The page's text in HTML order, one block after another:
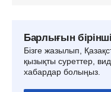
Барлығын
Бізге жазылып,
қызықты суреттер,
хабардар болыңыз.